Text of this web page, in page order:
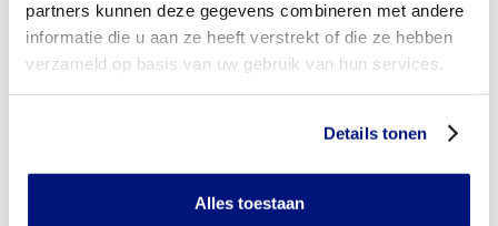
partners kunnen deze gegevens combineren met andere
informatie die u aan ze heeft verstrekt of die ze hebben
verzameld op basis van uw gebruik van hun services.
Details tonen
Alles toestaan
Wanneer mag mijn osseointegratie armprothese vervangen
worden?
armprothese toestemming nodig van mijn zorgverzekeraar?
Kan ik een reserve osseointegratie armprothese vergoed